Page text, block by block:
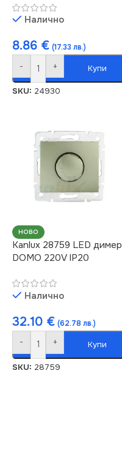
Налично
8.86 € (17.33 лв.)
- + Купи
SKU: 24930
НОВО
Kanlux 28759 LED димер
DOMO 220V IP20
Налично
32.10 € (62.78 лв.)
- + Купи
SKU: 28759